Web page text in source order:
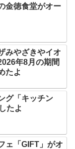
金徳食堂がオー
みやざきやイオ
年8月の期間
たよ
グ「キッチン
たよ
ェ「GIFT」がオ